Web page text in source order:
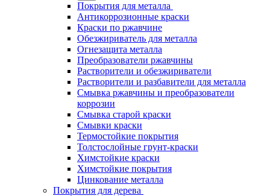
Покрытия для металла
Антикоррозионные краски
Краски по ржавчине
Обезжириватель для металла
Огнезащита металла
Преобразователи ржавчины
Растворители и обезжириватели
Растворители и разбавители для металла
Смывка ржавчины и преобразователи
коррозии
Смывка старой краски
Смывки краски
Термостойкие покрытия
Толстослойные грунт-краски
Химстойкие краски
Химстойкие покрытия
Цинкование металла
Покрытия для дерева